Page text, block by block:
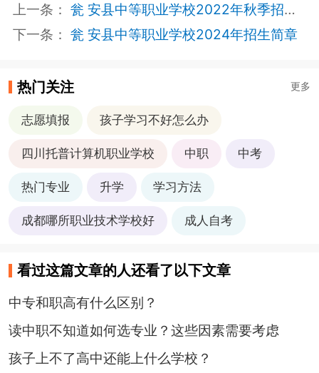
上一条： 瓮 安县中等职业学校2022年秋季招生简章
下一条： 瓮 安县中等职业学校2024年招生简章
热门关注 更多
志愿填报 孩子学习不好怎么办
四川托普计算机职业学校 中职 中考
热门专业 升学 学习方法
成都哪所职业技术学校好 成人自考
看过这篇文章的人还看了以下文章
中专和职高有什么区别？
读中职不知道如何选专业？这些因素需要考虑
孩子上不了高中还能上什么学校？